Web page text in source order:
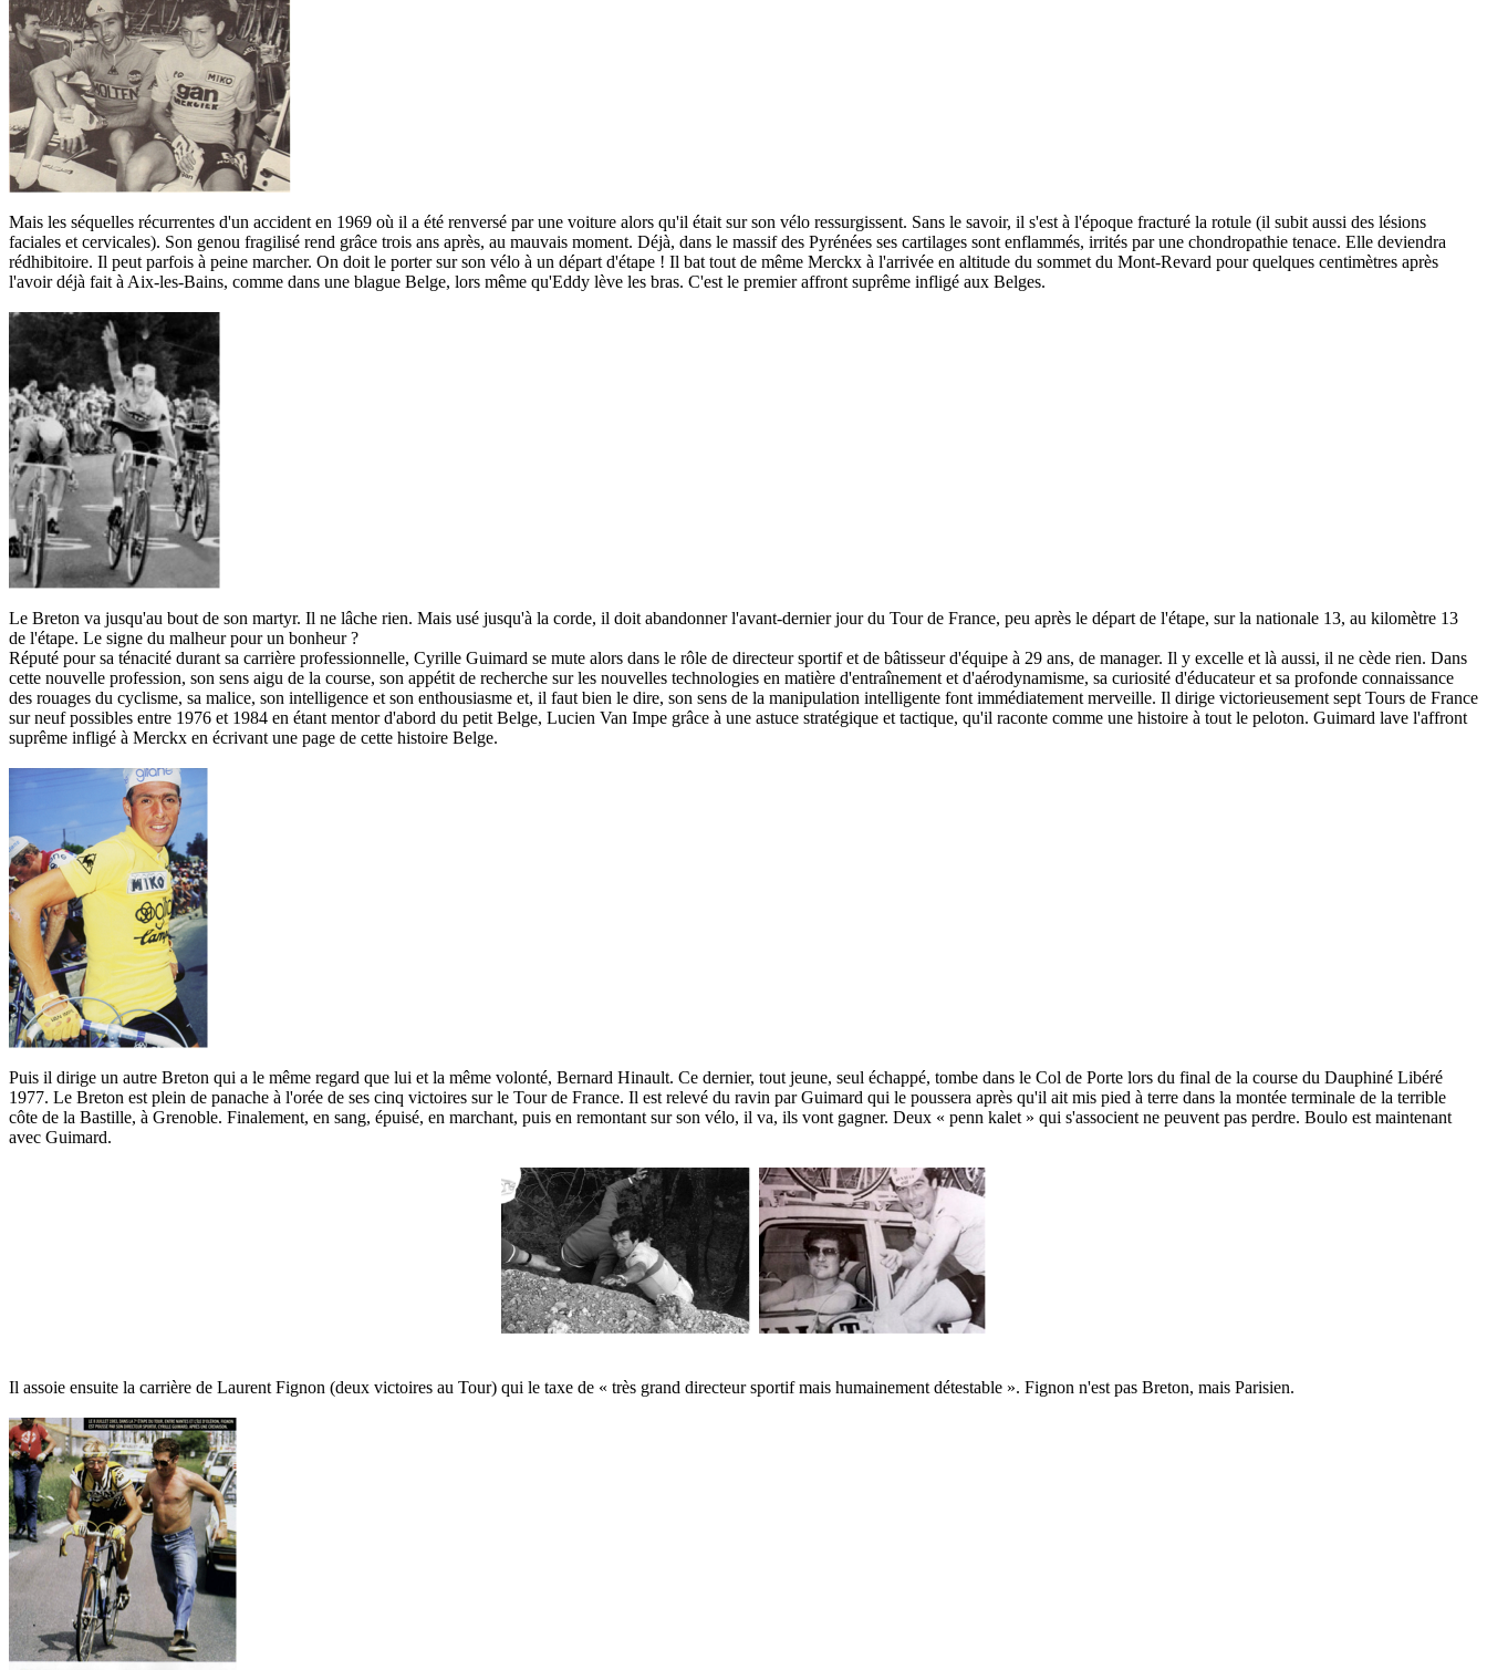
Mais les séquelles récurrentes d'un accident en 1969 où il a été renversé par une voiture alors qu'il était sur son vélo ressurgissent. Sans le savoir, il s'est à l'époque fracturé la rotule (il subit aussi des lésions
faciales et cervicales). Son genou fragilisé rend grâce trois ans après, au mauvais moment. Déjà, dans le massif des Pyrénées ses cartilages sont enflammés, irrités par une chondropathie tenace. Elle deviendra
rédhibitoire. Il peut parfois à peine marcher. On doit le porter sur son vélo à un départ d'étape ! Il bat tout de même Merckx à l'arrivée en altitude du sommet du Mont-Revard pour quelques centimètres après
l'avoir déjà fait à Aix-les-Bains, comme dans une blague Belge, lors même qu'Eddy lève les bras. C'est le premier affront suprême infligé aux Belges.
Le Breton va jusqu'au bout de son martyr. Il ne lâche rien. Mais usé jusqu'à la corde, il doit abandonner l'avant-dernier jour du Tour de France, peu après le départ de l'étape, sur la nationale 13, au kilomètre 13
de l'étape. Le signe du malheur pour un bonheur ?
Réputé pour sa ténacité durant sa carrière professionnelle, Cyrille Guimard se mute alors dans le rôle de directeur sportif et de bâtisseur d'équipe à 29 ans, de manager. Il y excelle et là aussi, il ne cède rien. Dans
cette nouvelle profession, son sens aigu de la course, son appétit de recherche sur les nouvelles technologies en matière d'entraînement et d'aérodynamisme, sa curiosité d'éducateur et sa profonde connaissance
des rouages du cyclisme, sa malice, son intelligence et son enthousiasme et, il faut bien le dire, son sens de la manipulation intelligente font immédiatement merveille. Il dirige victorieusement sept Tours de France
sur neuf possibles entre 1976 et 1984 en étant mentor d'abord du petit Belge, Lucien Van Impe grâce à une astuce stratégique et tactique, qu'il raconte comme une histoire à tout le peloton. Guimard lave l'affront
suprême infligé à Merckx en écrivant une page de cette histoire Belge.
Puis il dirige un autre Breton qui a le même regard que lui et la même volonté, Bernard Hinault. Ce dernier, tout jeune, seul échappé, tombe dans le Col de Porte lors du final de la course du Dauphiné Libéré
1977. Le Breton est plein de panache à l'orée de ses cinq victoires sur le Tour de France. Il est relevé du ravin par Guimard qui le poussera après qu'il ait mis pied à terre dans la montée terminale de la terrible
côte de la Bastille, à Grenoble. Finalement, en sang, épuisé, en marchant, puis en remontant sur son vélo, il va, ils vont gagner. Deux « penn kalet » qui s'associent ne peuvent pas perdre. Boulo est maintenant
avec Guimard.
Il assoie ensuite la carrière de Laurent Fignon (deux victoires au Tour) qui le taxe de « très grand directeur sportif mais humainement détestable ». Fignon n'est pas Breton, mais Parisien.